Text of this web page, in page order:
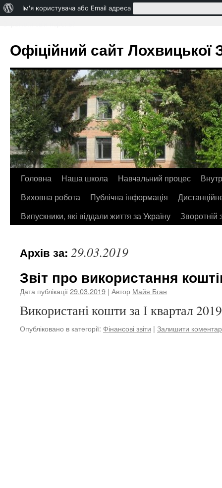
ПроІм'я користувача або Email адреса
Офіційний сайт Лохвицької
Перейти
до
контенту
Головна Наша школа Навчальний процес
Виховна робота
Публічна інформація
Випускники, які віддали життя за Україну
Зворотній
Архів за: 29.03.2019
Звіт про використання
Дата публікації29.03.2019 | Автор Майя Бган
Використані кошти за І квартал
Опубліковано в категорії: Фінансові звіти | Залишити коментар